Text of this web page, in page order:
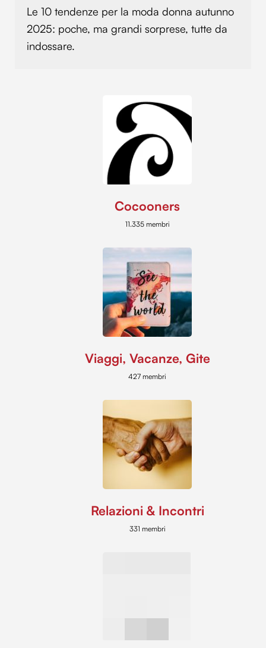
Le 10 tendenze per la moda donna autunno
2025: poche, ma grandi sorprese, tutte da
indossare.
Cocooners
11.335 membri
Viaggi, Vacanze, Gite
427 membri
Relazioni & Incontri
331 membri